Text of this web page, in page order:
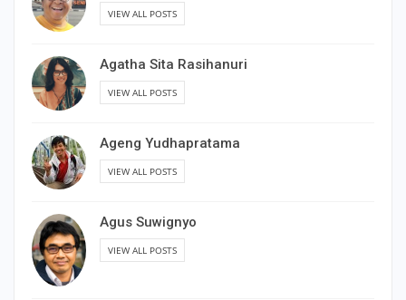
VIEW ALL POSTS
Agatha Sita Rasihanuri
VIEW ALL POSTS
Ageng Yudhapratama
VIEW ALL POSTS
Agus Suwignyo
VIEW ALL POSTS